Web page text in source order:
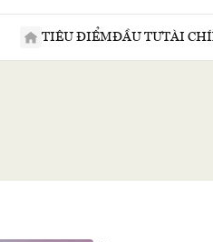
TIÊU ĐIỂMĐẦU TƯTÀI